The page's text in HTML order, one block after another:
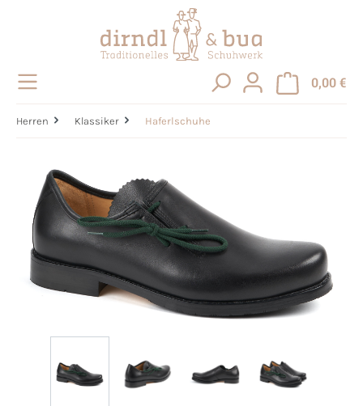
0,00 €
Herren Klassiker Haferlschuhe